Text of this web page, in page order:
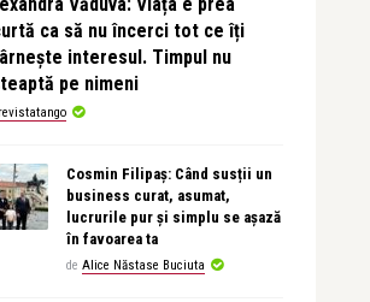
ca să nu încerci tot ce îți
interesul. Timpul nu
pe nimeni
revistatango
Cosmin Filipaș: Când susții un
business curat, asumat,
lucrurile pur și simplu se așază
în favoarea ta
de Alice Năstase Buciuta